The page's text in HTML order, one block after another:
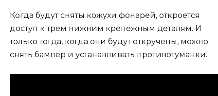
Когда будут сняты кожухи фонарей, откроется
доступ к трем нижним крепежным деталям. И
только тогда, когда они будут откручены, можно
снять бампер и устанавливать противотуманки.